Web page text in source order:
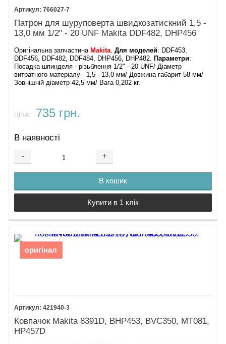
766027-7
Патрон для шуруповерта швидкозатискний 1,5 -
13,0 мм 1/2" - 20 UNF Makita DDF482, DHP456
Оригінальна запчастина Makita.Для моделей: DDF453,
DDF456, DDF482, DDF484, DHP456, DHP482. Параметри:
Посадка шпинделя - різьблення 1/2" - 20 UNF/ Діаметр
витратного матеріалу - 1,5 - 13,0 мм/ Довжина габарит 58 мм/
Зовнішній діаметр 42,5 мм/ Вага 0,202 кг.
ЦІНА: 735 грн.
В наявності
- +
В кошик
Купити в 1 клік
оригінал
421940-3
Ковпачок Makita 8391D, BHP453, BVC350, MT081,
HP457D